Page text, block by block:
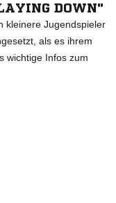
DOWN"
kleinere Jugendspieler
als es ihrem
wichtige Infos zum